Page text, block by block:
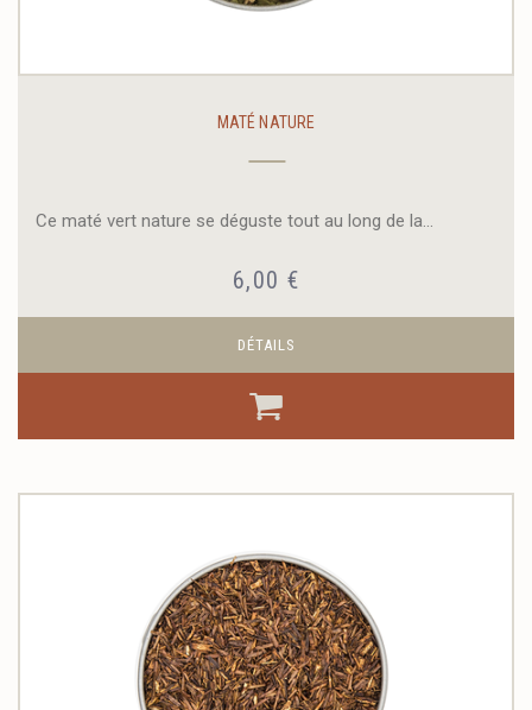
MATÉ NATURE
Ce maté vert nature se déguste tout au long de la...
6,00 €
DÉTAILS